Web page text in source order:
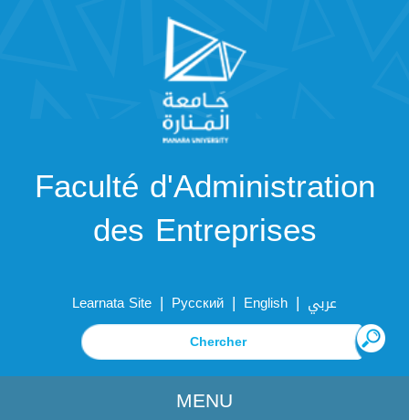
Faculté d'Administration
des Entreprises
Learnata Site | Русский | English | عربي
MENU